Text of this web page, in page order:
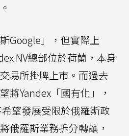
Google」，但實際上
NV總部位於荷蘭，本身
易所掛牌上市。而過去
將Yandex「國有化」，
望發展受限於俄羅斯政
俄羅斯業務拆分轉讓，